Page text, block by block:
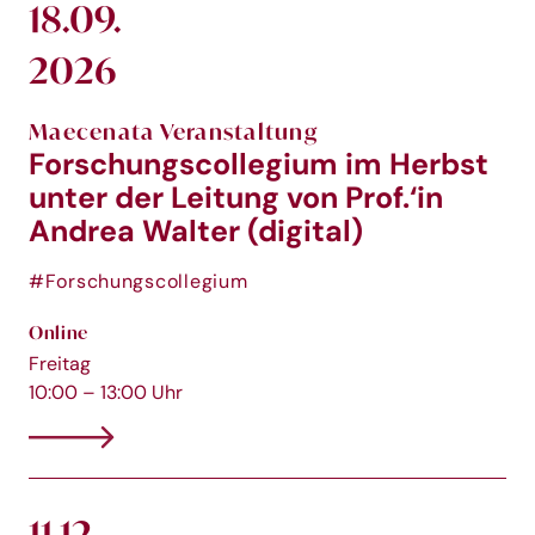
18.09.
2026
Maecenata Veranstaltung
Forschungscollegium im Herbst
unter der Leitung von Prof.‘in
Andrea Walter (digital)
#Forschungscollegium
Online
Freitag
10:00 – 13:00 Uhr